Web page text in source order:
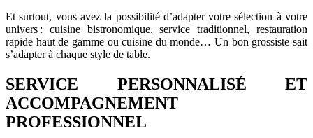
Et surtout, vous avez la possibilité d’adapter votre sélection à votre
univers : cuisine bistronomique, service traditionnel, restauration
rapide haut de gamme ou cuisine du monde… Un bon grossiste sait
s’adapter à chaque style de table.
SERVICE PERSONNALISÉ ET
ACCOMPAGNEMENT
PROFESSIONNEL